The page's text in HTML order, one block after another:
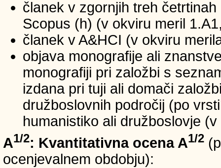
članek v zgornjih treh
Scopus (h) (v okviru meril
članek v A&HCI (v okviru
objava monografije ali
monografiji pri založbi s
izdana pri tuji ali domači
družboslovnih področij (po
humanistiko ali družboslovje
A1/2: Kvantitativna ocena A1/2
ocenjevalnem obdobju):